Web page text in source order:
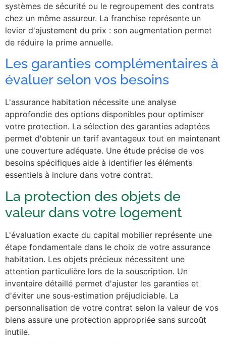
systèmes de sécurité ou le regroupement des contrats
chez un même assureur. La franchise représente un
levier d'ajustement du prix : son augmentation permet
de réduire la prime annuelle.
Les garanties complémentaires à
évaluer selon vos besoins
L'assurance habitation nécessite une analyse
approfondie des options disponibles pour optimiser
votre protection. La sélection des garanties adaptées
permet d'obtenir un tarif avantageux tout en maintenant
une couverture adéquate. Une étude précise de vos
besoins spécifiques aide à identifier les éléments
essentiels à inclure dans votre contrat.
La protection des objets de
valeur dans votre logement
L'évaluation exacte du capital mobilier représente une
étape fondamentale dans le choix de votre assurance
habitation. Les objets précieux nécessitent une
attention particulière lors de la souscription. Un
inventaire détaillé permet d'ajuster les garanties et
d'éviter une sous-estimation préjudiciable. La
personnalisation de votre contrat selon la valeur de vos
biens assure une protection appropriée sans surcoût
inutile.